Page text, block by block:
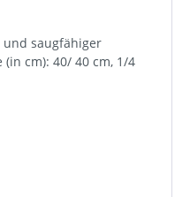
und saugfähiger
cm): 40/ 40 cm, 1/4